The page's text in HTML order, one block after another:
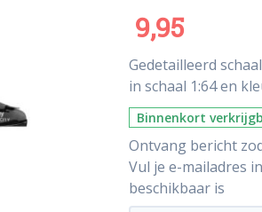
9,95
Gedetailleerd
in schaal 1:64 en
Binnenkort
Ontvang bericht
Vul je e-mailadres
beschikbaar is